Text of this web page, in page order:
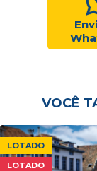
VOCÊ
LOTADO
LOTADO